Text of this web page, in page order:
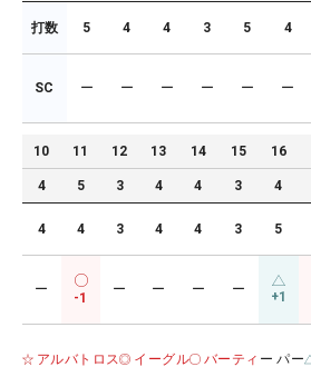
打数 5 4 4 3 5 4
SC ー ー ー ー ー ー
10 11 12 13 14 15 16
4 5 3 4 4 3 4
4 4 3 4 4 3 5
ー
-1
ー ー ー ー +1
アルバトロス イーグル バーティ ー パー